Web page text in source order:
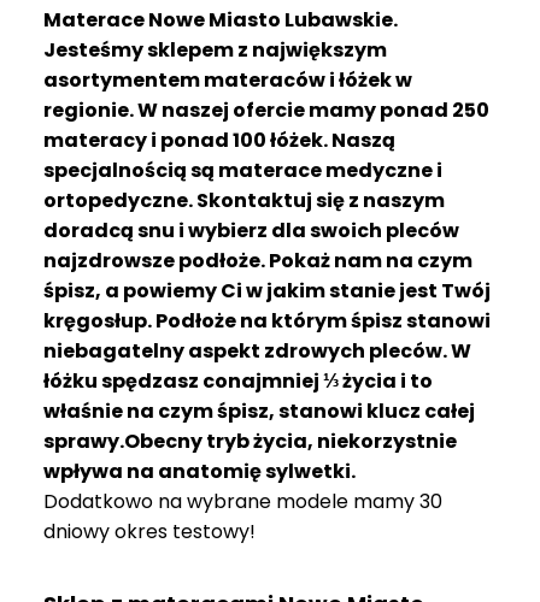
Materace Nowe Miasto Lubawskie.
Jesteśmy sklepem z największym
asortymentem materaców i łóżek w
regionie. W naszej ofercie mamy ponad 250
materacy i ponad 100 łóżek. Naszą
specjalnością są materace medyczne i
ortopedyczne. Skontaktuj się z naszym
doradcą snu i wybierz dla swoich pleców
najzdrowsze podłoże. Pokaż nam na czym
śpisz, a powiemy Ci w jakim stanie jest Twój
kręgosłup. Podłoże na którym śpisz stanowi
niebagatelny aspekt zdrowych pleców. W
łóżku spędzasz conajmniej ⅓ życia i to
właśnie na czym śpisz, stanowi klucz całej
sprawy.Obecny tryb życia, niekorzystnie
wpływa na anatomię sylwetki.
Dodatkowo na wybrane modele mamy 30
dniowy okres testowy!